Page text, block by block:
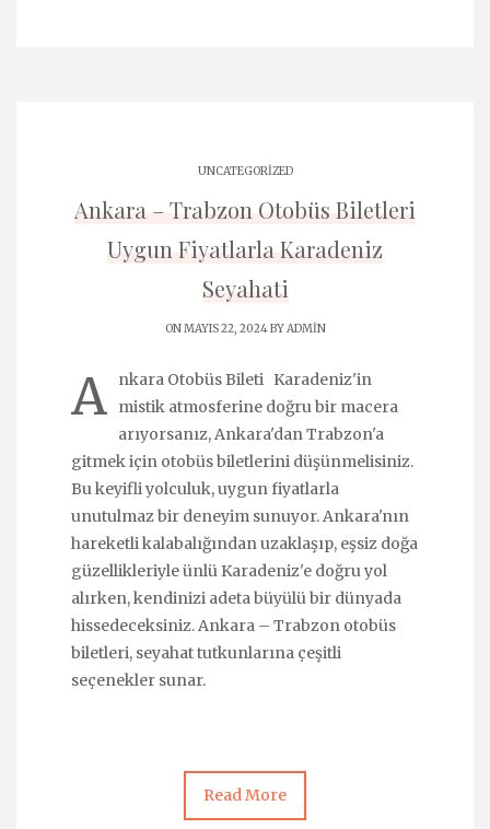
UNCATEGORIZED
Ankara – Trabzon Otobüs Biletleri
Uygun Fiyatlarla Karadeniz
Seyahati
ON MAYIS 22, 2024 BYADMIN
A
nkara Otobüs Bileti Karadeniz'in
mistik atmosferine doğru bir macera
arıyorsanız, Ankara'dan Trabzon'a
gitmek için otobüs biletlerini düşünmelisiniz.
Bu keyifli yolculuk, uygun fiyatlarla
unutulmaz bir deneyim sunuyor. Ankara'nın
hareketli kalabalığından uzaklaşıp, eşsiz doğa
güzellikleriyle ünlü Karadeniz'e doğru yol
alırken, kendinizi adeta büyülü bir dünyada
hissedeceksiniz. Ankara – Trabzon otobüs
biletleri, seyahat tutkunlarına çeşitli
seçenekler sunar.
Read More